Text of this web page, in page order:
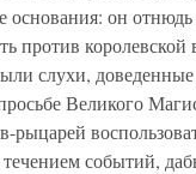
основания: он отнюдь
против
слухи, доведенные
Великого
рыцарей
событий,